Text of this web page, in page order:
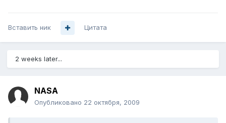
Вставить ник Цитата
2 weeks later...
NASA
Опубликовано 22 октября, 2009